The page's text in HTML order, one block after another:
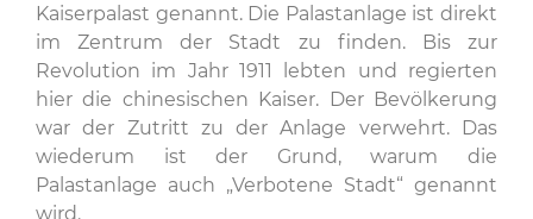
Kaiserpalast genannt. Die Palastanlage ist direkt
im Zentrum der Stadt zu finden. Bis zur
Revolution im Jahr 1911 lebten und regierten
hier die chinesischen Kaiser. Der Bevölkerung
war der Zutritt zu der Anlage verwehrt. Das
wiederum ist der Grund, warum die
Palastanlage auch „Verbotene Stadt“ genannt
wird.